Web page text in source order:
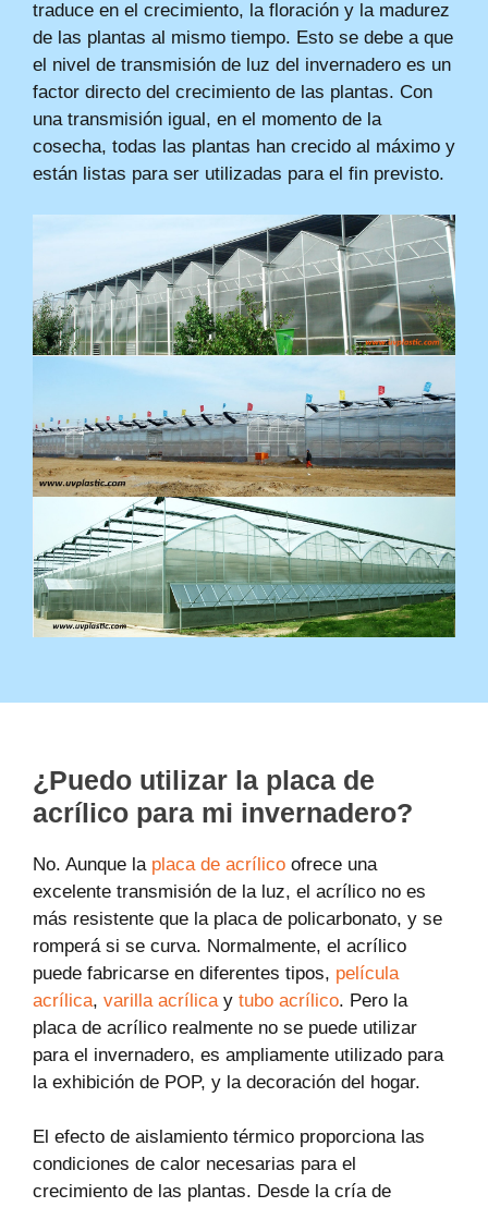
traduce en el crecimiento, la floración y la madurez
de las plantas al mismo tiempo. Esto se debe a que
el nivel de transmisión de luz del invernadero es un
factor directo del crecimiento de las plantas. Con
una transmisión igual, en el momento de la
cosecha, todas las plantas han crecido al máximo y
están listas para ser utilizadas para el fin previsto.
¿Puedo utilizar la placa de
acrílico para mi invernadero?
No. Aunque la placa de acrílico ofrece una
excelente transmisión de la luz, el acrílico no es
más resistente que la placa de policarbonato, y se
romperá si se curva. Normalmente, el acrílico
puede fabricarse en diferentes tipos, película
acrílica, varilla acrílicay tubo acrílico. Pero la
placa de acrílico realmente no se puede utilizar
para el invernadero, es ampliamente utilizado para
la exhibición de POP, y la decoración del hogar.
El efecto de aislamiento térmico proporciona las
condiciones de calor necesarias para el
crecimiento de las plantas. Desde la cría de